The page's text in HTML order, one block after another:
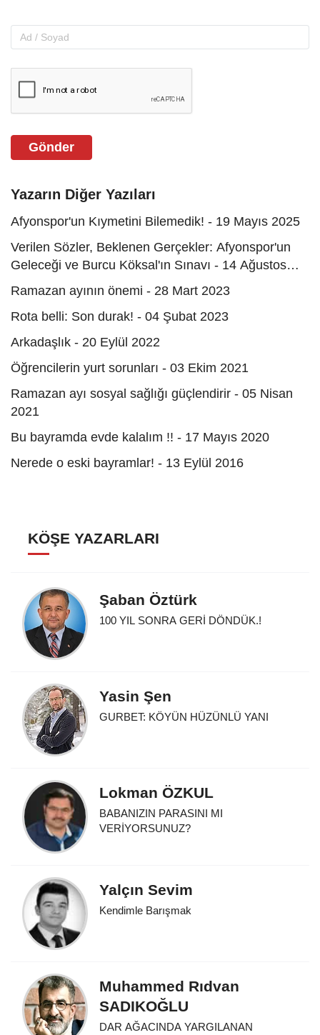
Gönder
Yazarın Diğer Yazıları
Afyonspor'un Kıymetini Bilemedik! - 19 Mayıs 2025
Verilen Sözler, Beklenen Gerçekler: Afyonspor'un
Geleceği ve Burcu Köksal'ın Sınavı - 14 Ağustos
2024
Ramazan ayının önemi - 28 Mart 2023
Rota belli: Son durak! - 04 Şubat 2023
Arkadaşlık - 20 Eylül 2022
Öğren­cilerin yurt sorunları - 03 Ekim 2021
Ramazan ayı sosyal sağlığı güçlendirir - 05 Nisan
2021
Bu bayramda evde kalalım !! - 17 Mayıs 2020
Nerede o eski bayramlar! - 13 Eylül 2016
KÖŞE YAZARLARI
Şaban Öztürk
100 YIL SONRA GERİ DÖNDÜK.!
Yasin Şen
GURBET: KÖYÜN HÜZÜNLÜ YANI
Lokman ÖZKUL
BABANIZIN PARASINI MI
VERİYORSUNUZ?
Yalçın Sevim
Kendimle Barışmak
Muhammed Rıdvan
SADIKOĞLU
DAR AĞACINDA YARGILANAN